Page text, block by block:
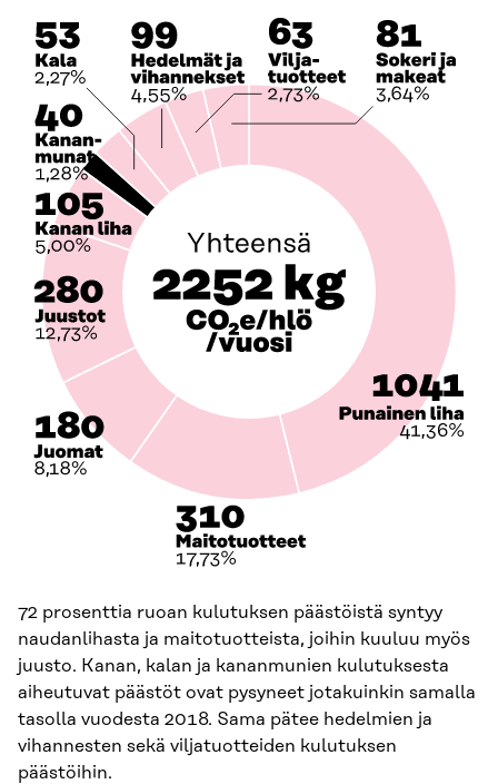
72 prosenttia ruoan kulutuksen päästöistä syntyy
naudanlihasta ja maitotuotteista, joihin kuuluu myös
juusto. Kanan, kalan ja kananmunien kulutuksesta
aiheutuvat päästöt ovat pysyneet jotakuinkin samalla
tasolla vuodesta 2018. Sama pätee hedelmien ja
vihannesten sekä viljatuotteiden kulutuksen
päästöihin.